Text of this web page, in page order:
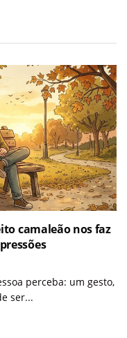
camaleão nos faz
perceba: um gesto,
ser...